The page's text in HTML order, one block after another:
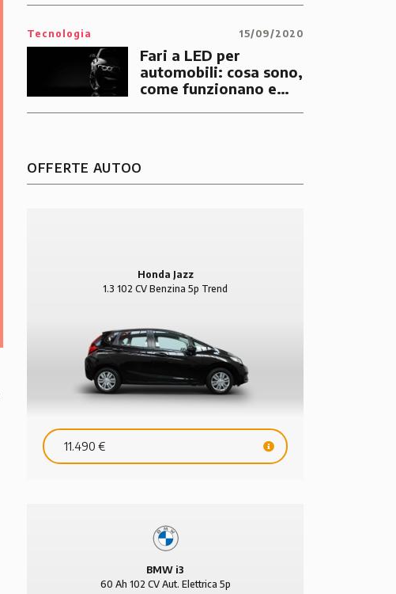
BMW Serie 1
Tecnologia 15/09/2020
Fari a LED per
automobili: cosa sono,
come funzionano e
OFFERTE AUTOO
Honda Jazz
1.3 102 CV Benzina 5p Trend
11.490 €
BMW i3
60 Ah 102 CV Aut. Elettrica 5p